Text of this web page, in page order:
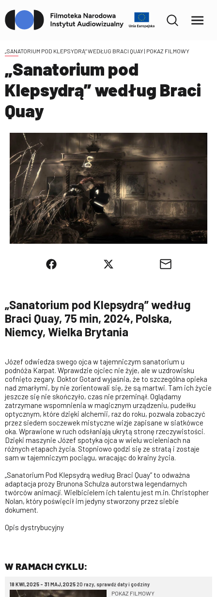
„SANATORIUM POD KLEPSYDRĄ” WEDŁUG BRACI QUAY| POKAZ FILMOWY
„Sanatorium pod
Klepsydrą” według Braci
Quay
„Sanatorium pod Klepsydrą” według
Braci Quay, 75 min, 2024, Polska,
Niemcy, Wielka Brytania
Józef odwiedza swego ojca w tajemniczym sanatorium u
podnóża Karpat. Wprawdzie ojciec nie żyje, ale w uzdrowisku
cofnięto zegary. Doktor Gotard wyjaśnia, że to szczególna opieka
nad zmarłymi, by nie zorientowali się, że są martwi. Tam ich życie
jeszcze się nie skończyło, czas nie przeminął. Oglądamy
zatrzymane wspomnienia w magicznym urządzeniu, pudełku
optycznym, które dzięki alchemii, raz do roku, pozwala zobaczyć
przez siedem soczewek mistyczne wizje zapisane w siatkówce
oka. Wprawione w ruch odsłaniają ukrytą stronę rzeczywistości.
Dzięki maszynie Józef spotyka ojca w wielu wcieleniach na
różnych etapach życia. Stopniowo godzi się ze stratą i zostaje
sam w tajemniczym pociągu, wracając do krainy życia.
„Sanatorium Pod Klepsydrą według Braci Quay” to odważna
adaptacja prozy Brunona Schulza autorstwa legendarnych
twórców animacji. Wielbicielem ich talentu jest m.in. Christopher
Nolan, który poświęcił im jedyny stworzony przez siebie
dokument.
Opis dystrybucyjny
W RAMACH CYKLU:
18 KWI,2025 - 31 MAJ,202520 razy, sprawdź daty i godziny
POKAZ FILMOWY